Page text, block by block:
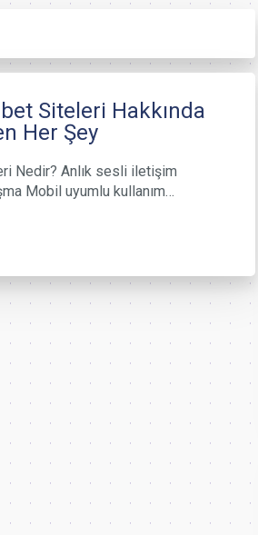
Siteleri Hakkında
Her Şey
Nedir? Anlık sesli iletişim
Mobil uyumlu kullanım…